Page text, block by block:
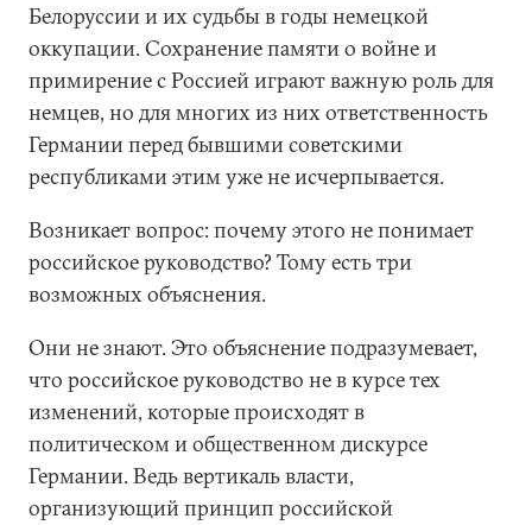
Белоруссии и их судьбы в годы немецкой
оккупации. Сохранение памяти о войне и
примирение с Россией играют важную роль для
немцев, но для многих из них ответственность
Германии перед бывшими советскими
республиками этим уже не исчерпывается.
Возникает вопрос: почему этого не понимает
российское руководство? Тому есть три
возможных объяснения.
Они не знают. Это объяснение подразумевает,
что российское руководство не в курсе тех
изменений, которые происходят в
политическом и общественном дискурсе
Германии. Ведь вертикаль власти,
организующий принцип российской